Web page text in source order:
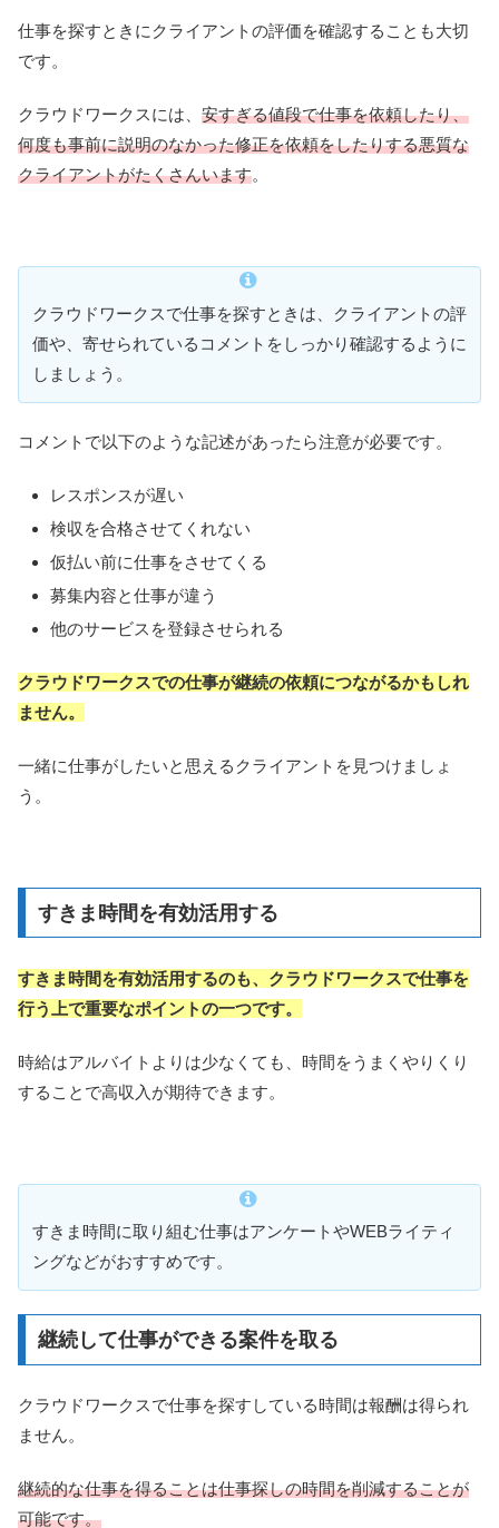
仕事を探すときにクライアントの評価を確認することも大切
です。
クラウドワークスには、 安すぎる値段で仕事を依頼したり、
何度も事前に説明のなかった修正を依頼をしたりする悪質な
クライアントがたくさんいます。
クラウドワークスで仕事を探すときは、クライアントの評
価や、寄せられているコメントをしっかり確認するように
しましょう。
コメントで以下のような記述があったら注意が必要です。
レスポンスが遅い
検収を合格させてくれない
仮払い前に仕事をさせてくる
募集内容と仕事が違う
他のサービスを登録させられる
クラウドワークスでの仕事が継続の依頼につながるかもしれ
ません。
一緒に仕事がしたいと思えるクライアントを見つけましょ
う。
すきま時間を有効活用する
すきま時間を有効活用するのも、クラウドワークスで仕事を
行う上で重要なポイントの一つです。
時給はアルバイトよりは少なくても、時間をうまくやりくり
することで高収入が期待できます。
すきま時間に取り組む仕事はアンケートやWEBライティ
ングなどがおすすめです。
継続して仕事ができる案件を取る
クラウドワークスで仕事を探すしている時間は報酬は得られ
ません。
継続的な仕事を得ることは仕事探しの時間を削減することが
可能です。